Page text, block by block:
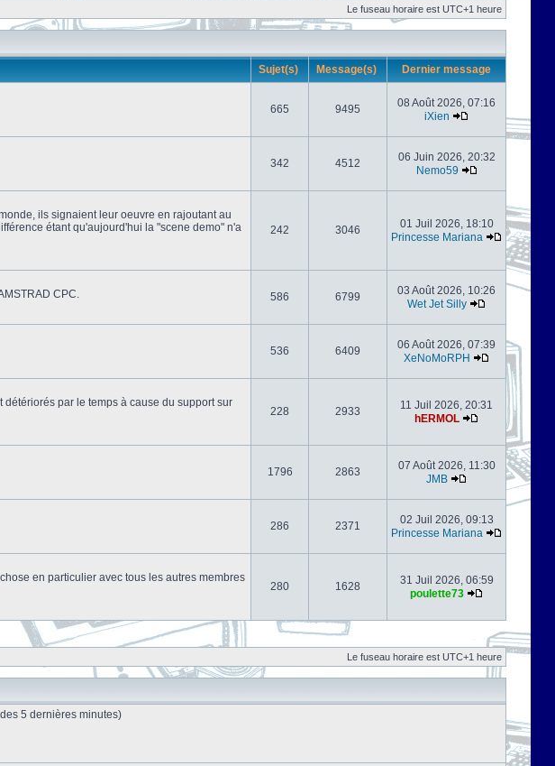
Le fuseau horaire est UTC+1 heure
Sujet(s) Message(s) Dernier message
665 9495
08 Août 2026, 07:16
iXien
342 4512
06 Juin 2026, 20:32
Nemo59
ils signaient leur oeuvre en rajoutant au
étant qu'aujourd'hui la "scene demo" n'a
242 3046
01 Juil 2026, 18:10
Princesse Mariana
CPC.
586 6799
03 Août 2026, 10:26
Wet Jet Silly
536 6409
06 Août 2026, 07:39
XeNoMoRPH
par le temps à cause du support sur
228 2933
11 Juil 2026, 20:31
hERMOL
1796 2863
07 Août 2026, 11:30
JMB
286 2371
02 Juil 2026, 09:13
Princesse Mariana
en particulier avec tous les autres membres
280 1628
31 Juil 2026, 06:59
poulette73
Le fuseau horaire est UTC+1 heure
5 dernières minutes)